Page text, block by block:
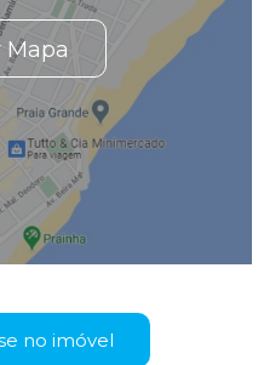
no imóvel